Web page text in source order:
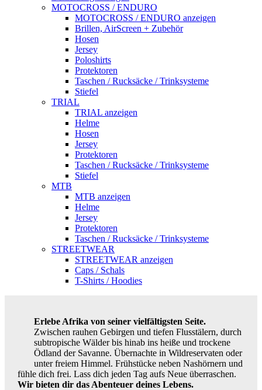
MOTOCROSS / ENDURO
MOTOCROSS / ENDURO anzeigen
Brillen, AirScreen + Zubehör
Hosen
Jersey
Poloshirts
Protektoren
Taschen / Rucksäcke / Trinksysteme
Stiefel
TRIAL
TRIAL anzeigen
Helme
Hosen
Jersey
Protektoren
Taschen / Rucksäcke / Trinksysteme
Stiefel
MTB
MTB anzeigen
Helme
Jersey
Protektoren
Taschen / Rucksäcke / Trinksysteme
STREETWEAR
STREETWEAR anzeigen
Caps / Schals
T-Shirts / Hoodies
Erlebe Afrika von seiner vielfältigsten Seite.
Zwischen rauhen Gebirgen und tiefen Flusstälern, durch
subtropische Wälder bis hinab ins heiße und trockene
Ödland der Savanne. Übernachte in Wildreservaten oder
unter freiem Himmel. Frühstücke neben Nashörnern und
fühle dich frei. Lass dich jeden Tag aufs Neue überraschen.
Wir bieten dir das Abenteuer deines Lebens.